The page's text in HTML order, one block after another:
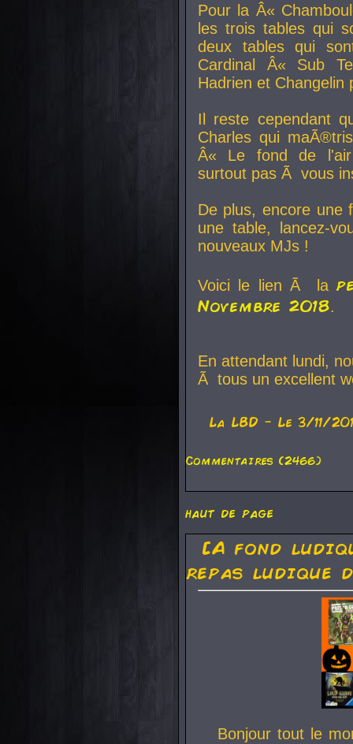
Pour la Â«
les trois tables qui
deux tables qui
Cardinal
Â« Sub
Hadrien et Changelin
Il reste cependant
Charles qui
Â« Le fond de
surtout pas Ã vous
De plus, encore une
une table, lancez-
nouveaux MJs !
Voici le lien Ã la
Novembre 2018.
En attendant lundi,
Ã tous un excellent
La LBD - Le 3/11/
Commentaires (2466)
haut de page
[A fond
repas ludique
Bonjour tout le